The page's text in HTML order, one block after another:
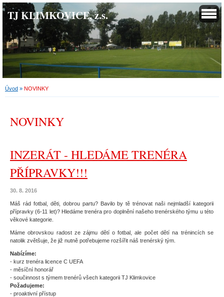
TJ KLIMKOVICE, z.s.
Úvod » NOVINKY
NOVINKY
INZERÁT - HLEDÁME TRENÉRA
PŘÍPRAVKY!!!
30. 8. 2016
Máš rád fotbal, děti, dobrou partu? Bavilo by tě trénovat naši nejmladší kategorii
přípravky (6-11 let)? Hledáme trenéra pro doplnění našeho trenérského týmu u této
věkové kategorie.
Máme obrovskou radost ze zájmu dětí o fotbal, ale počet dětí na trénincích se
natolik zvětšuje, že již nutně potřebujeme rozšířit náš trenérský tým.
Nabízíme:
- kurz trenéra licence C UEFA
- měsíční honorář
- součinnost s týmem trenérů všech kategorii TJ Klimkovice
Požadujeme:
- proaktivní přístup